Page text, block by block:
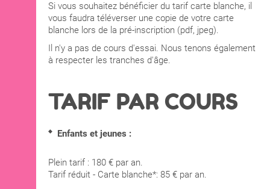
Si vous souhaitez bénéficier du tarif carte blanche, il
vous faudra téléverser une copie de votre carte
blanche lors de la pré-inscription (pdf, jpeg).
Il n'y a pas de cours d'essai. Nous tenons également
à respecter les tranches d'âge.
TARIF PAR COURS
Enfants et jeunes :
Plein tarif : 180 € par an.
Tarif réduit - Carte blanche*: 85 € par an.